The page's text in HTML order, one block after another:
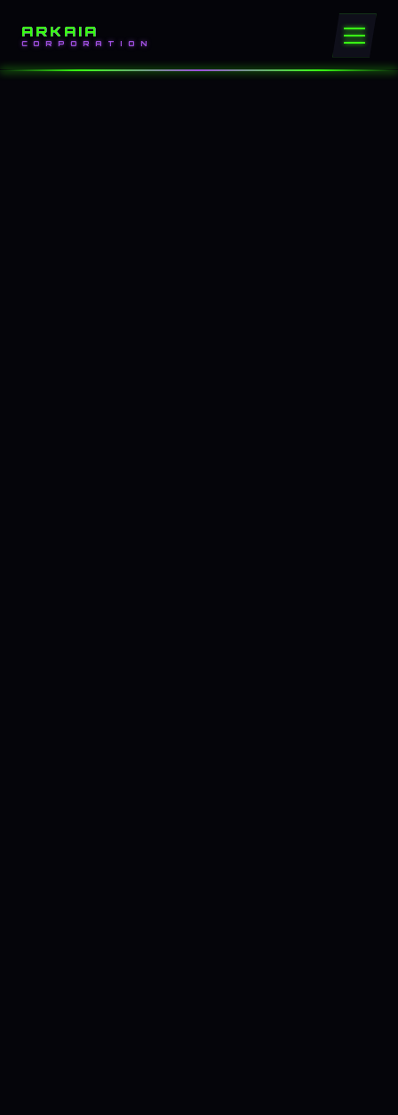
ARKAIA
CORPORATION